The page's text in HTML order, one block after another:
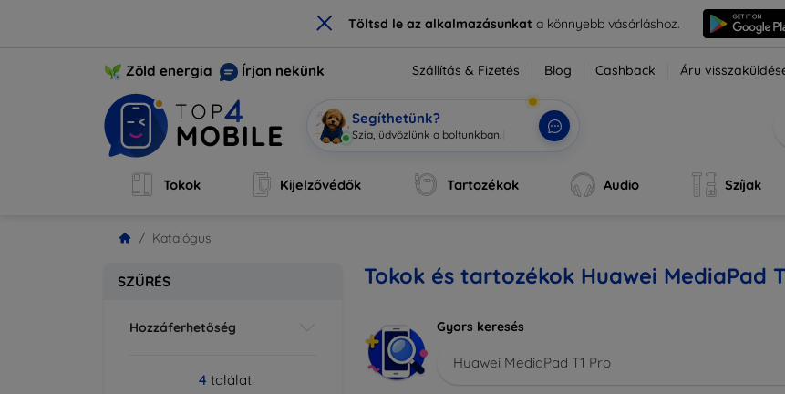
× Töltsd le az alkalmazásunkata könnyebb vásárláshoz.
Zöld energia Írjon nekünk Szállítás & Fizetés Blog Cashback Áru
Segíthetünk?
Szia, üdvözlünk |
Tokok Kijelzővédők Tartozékok Audio Szíjak
Katalógus
SZŰRÉS
Hozzáferhetőség
4 találat
Tokok és tartozékok Huawei MediaPad
Gyors keresés
Huawei MediaPad T1 Pro